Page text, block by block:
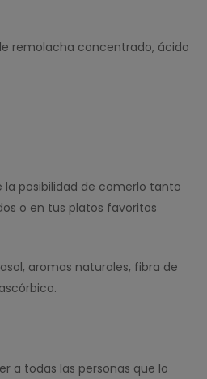
remolacha concentrado, ácido
la posibilidad de comerlo tanto
o en tus platos favoritos
aromas naturales, fibra de
a todas las personas que lo